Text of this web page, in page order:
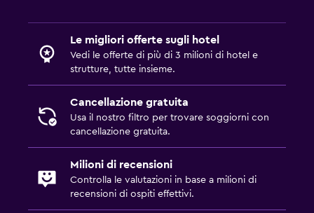
Le migliori offerte sugli hotel
Vedi le offerte di più di 3 milioni di hotel e
strutture, tutte insieme.
Cancellazione gratuita
Usa il nostro filtro per trovare soggiorni con
cancellazione gratuita.
Milioni di recensioni
Controlla le valutazioni in base a milioni di
recensioni di ospiti effettivi.